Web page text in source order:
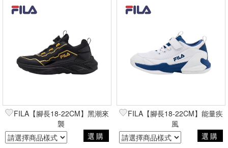
FILA【腳長18-22CM】黑潮來
襲
選購
FILA【腳長18-22CM】能量疾
風
選購